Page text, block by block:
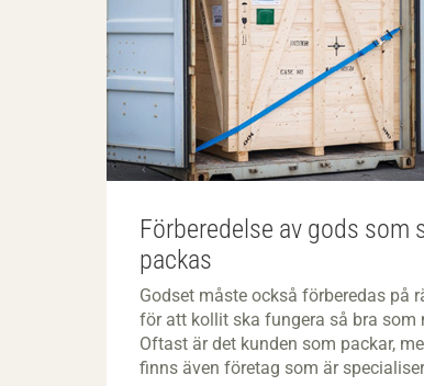
Förberedelse av gods som
packas
Godset måste också förberedas på
för att kollit ska fungera så bra som
Oftast är det kunden som packar,
finns även företag som är